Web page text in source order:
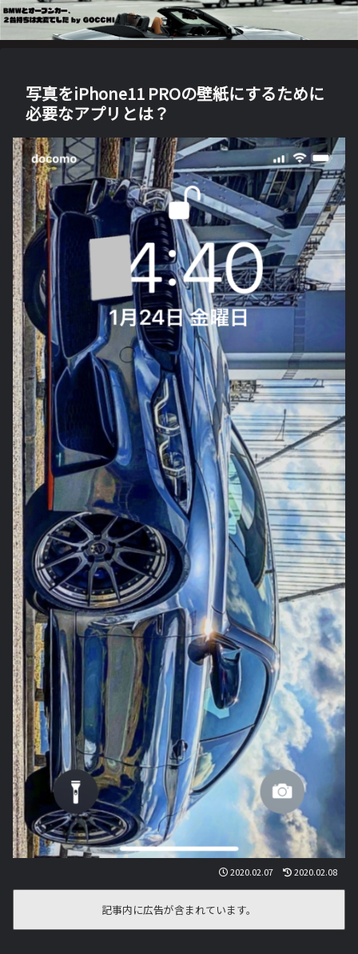
写真をiPhone11 PROの壁紙にするために
必要なアプリとは？
2020.02.07 2020.02.08
記事内に広告が含まれています。